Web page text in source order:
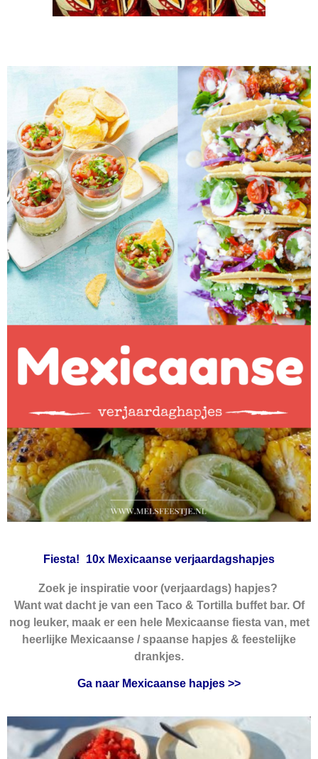
Fiesta! 10x Mexicaanse verjaardagshapjes
Zoek je inspiratie voor (verjaardags) hapjes?
Want wat dacht je van een Taco & Tortilla buffet bar. Of
nog leuker, maak er een hele Mexicaanse fiesta van, met
heerlijke Mexicaanse / spaanse hapjes & feestelijke
drankjes.
Ga naar Mexicaanse hapjes >>